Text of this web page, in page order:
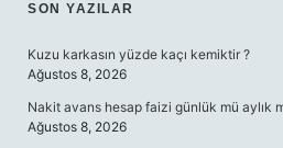
SIDEBAR
SON YAZILAR
Kuzu karkasın yüzde kaçı kemiktir ?
Ağustos 8, 2026
Nakit avans hesap faizi günlük mü aylık
Ağustos 8, 2026